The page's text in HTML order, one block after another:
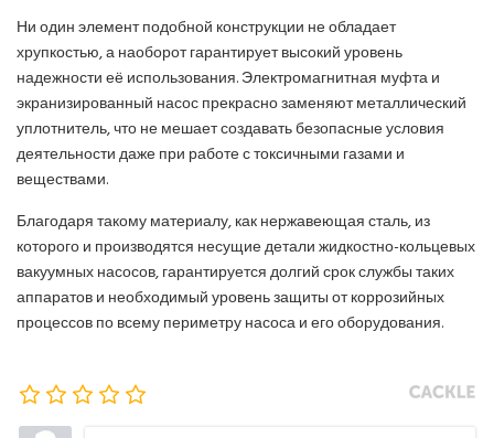
Ни один элемент подобной конструкции не обладает
хрупкостью, а наоборот гарантирует высокий уровень
надежности её использования. Электромагнитная муфта и
экранизированный насос прекрасно заменяют металлический
уплотнитель, что не мешает создавать безопасные условия
деятельности даже при работе с токсичными газами и
веществами.
Благодаря такому материалу, как нержавеющая сталь, из
которого и производятся несущие детали жидкостно-кольцевых
вакуумных насосов, гарантируется долгий срок службы таких
аппаратов и необходимый уровень защиты от коррозийных
процессов по всему периметру насоса и его оборудования.